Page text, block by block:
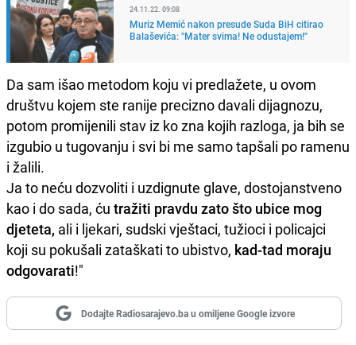
24.11.22. 09:08
Muriz Memić nakon presude Suda BiH citirao
Balaševića: "Mater svima! Ne odustajem!"
Da sam išao metodom koju vi predlažete, u ovom
društvu kojem ste ranije precizno davali dijagnozu,
potom promijenili stav iz ko zna kojih razloga, ja bih se
izgubio u tugovanju i svi bi me samo tapšali po ramenu
i žalili.
Ja to neću dozvoliti i uzdignute glave, dostojanstveno
kao i do sada, ću tražiti pravdu zato što ubice mog
djeteta, ali i ljekari, sudski vještaci, tužioci i policajci
koji su pokušali zataškati to ubistvo, kad-tad moraju
odgovarati!"
Dodajte Radiosarajevo.ba u omiljene Google izvore